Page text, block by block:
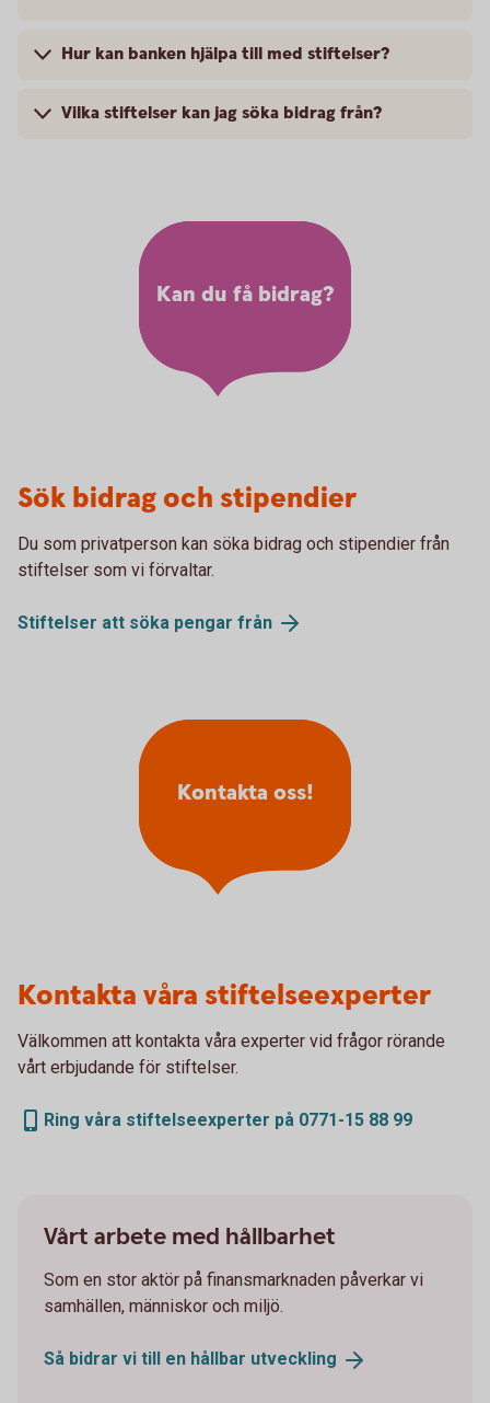
Hur kan banken hjälpa till med stiftelser?
Vilka stiftelser kan jag söka bidrag från?
Kan du få bidrag?
Sök bidrag och stipendier
Du som privatperson kan söka bidrag och stipendier från
stiftelser som vi förvaltar.
Stiftelser att söka pengar från
Kontakta oss!
Kontakta våra stiftelseexperter
Välkommen att kontakta våra experter vid frågor rörande
vårt erbjudande för stiftelser.
Ring våra stiftelseexperter på 0771-15 88 99
Vårt arbete med hållbarhet
Som en stor aktör på finansmarknaden påverkar vi
samhällen, människor och miljö.
Så bidrar vi till en hållbar utveckling